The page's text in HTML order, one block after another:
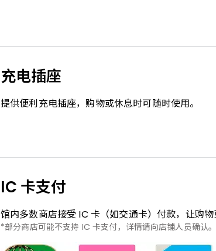
充电插座
提供便利充电插座，购物或休息时可随时使用。
IC 卡支付
馆内多数商店接受 IC ​​卡（如交通卡）付款，让购
部分商店可能不支持 IC 卡支付，详情请向店铺人员确认